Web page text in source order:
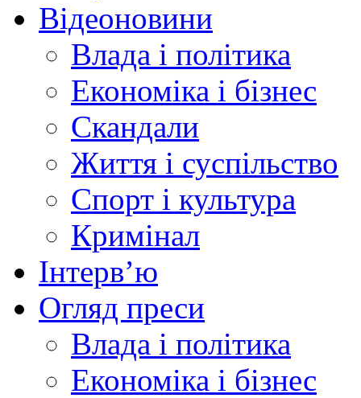
Відеоновини
Влада і політика
Економіка і бізнес
Скандали
Життя і суспільство
Спорт і культура
Кримінал
Інтерв’ю
Огляд преси
Влада і політика
Економіка і бізнес